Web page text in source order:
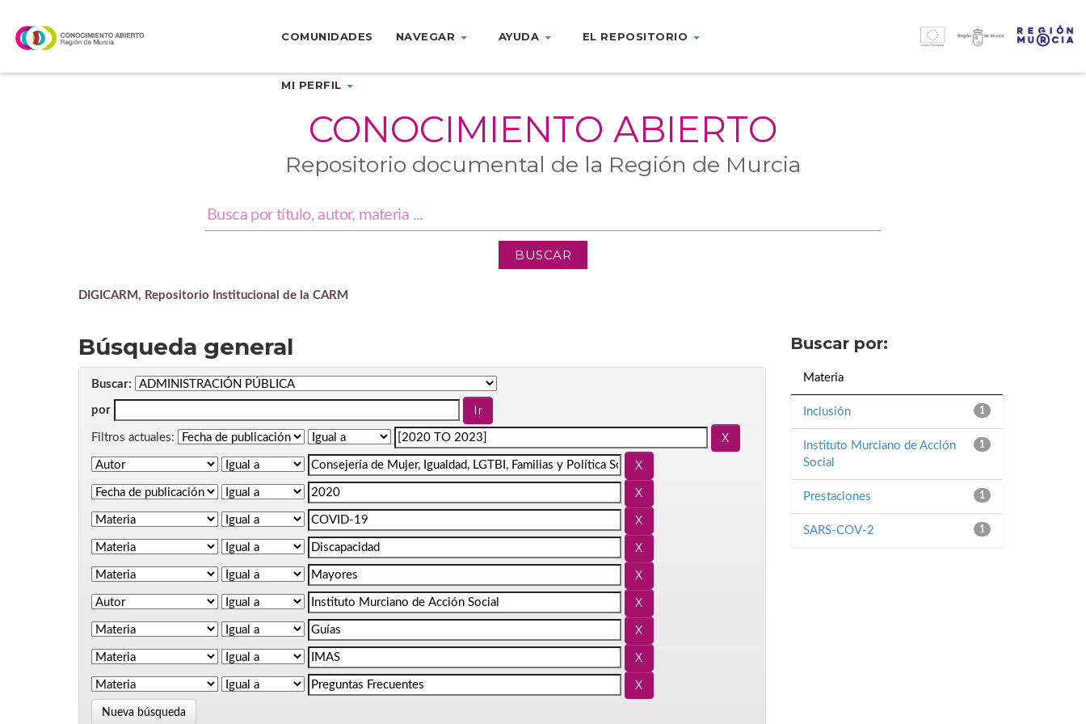
navigation
COMUNIDADES NAVEGAR AYUDA EL REPOSITORIO
MI PERFIL
CONOCIMIENTO ABIERTO
Repositorio documental de la Región de Murcia
DIGICARM, Repositorio Institucional de la CARM
Búsqueda general
Buscar:
por
Filtros actuales:
Nueva búsqueda
Buscar por:
Materia
1
Inclusión
1
Instituto Murciano de Acción
Social
1
Prestaciones
1
SARS-COV-2